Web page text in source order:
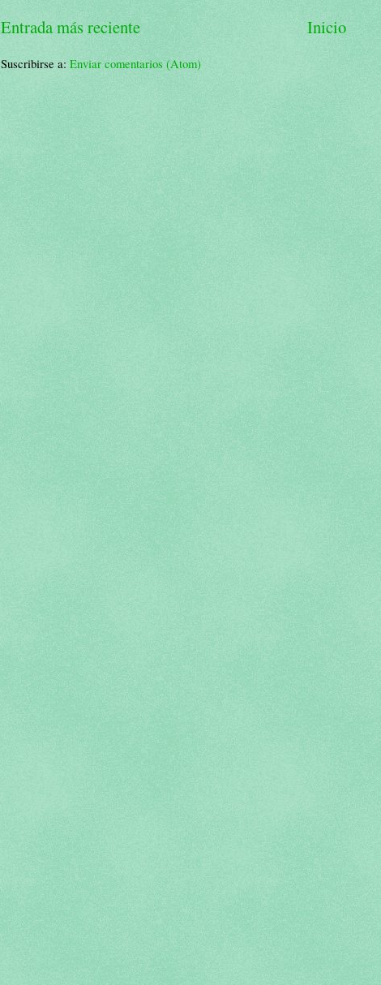
Entrada más reciente Inicio
Suscribirse a: Enviar comentarios (Atom)